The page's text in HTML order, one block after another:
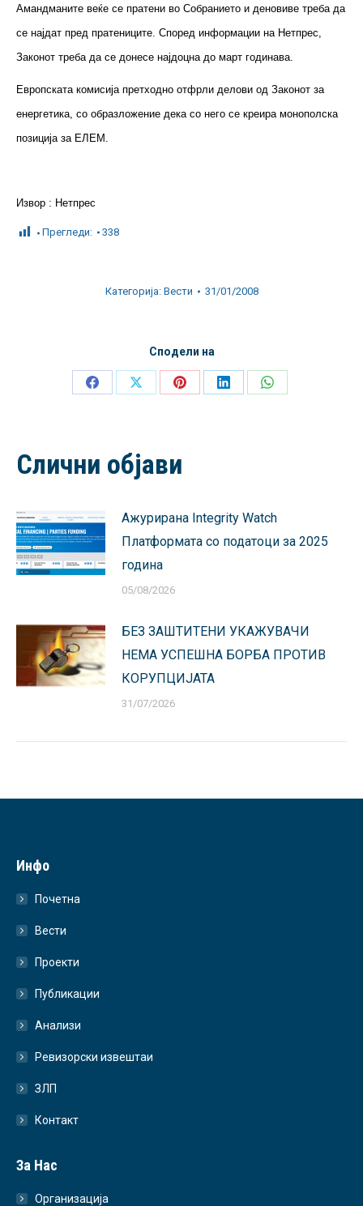
Амандманите веќе се пратени во Собранието и деновиве треба да
се најдат пред пратениците. Според информации на Нетпрес,
Законот треба да се донесе најдоцна до март годинава.
Европската комисија претходно отфрли делови од Законот за
енергетика, со образложение дека со него се креира монополска
позиција за ЕЛЕМ.
Извор : Нетпрес
Прегледи: 338
Категорија: Вести 31/01/2008
Сподели на
Share
Share
Share
Share
Share
Слични објави
Ажурирана Integrity Watch
Платформата со податоци за 2025
година
05/08/2026
БЕЗ ЗАШТИТЕНИ УКАЖУВАЧИ
НЕМА УСПЕШНА БОРБА ПРОТИВ
КОРУПЦИЈАТА
31/07/2026
Инфо
Почетна
Вести
Проекти
Публикации
Анализи
Ревизорски извештаи
ЗЛП
Контакт
За Нас
Организација